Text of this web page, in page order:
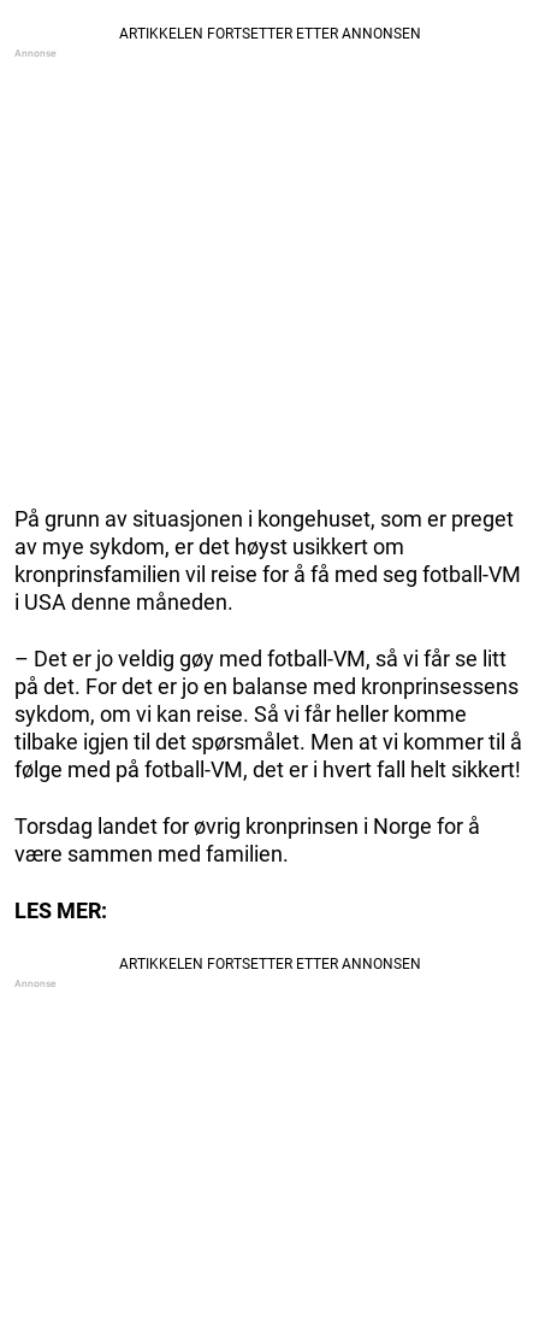
På grunn av situasjonen i kongehuset, som er preget
av mye sykdom, er det høyst usikkert om
kronprinsfamilien vil reise for å få med seg fotball-VM
i USA denne måneden.
– Det er jo veldig gøy med fotball-VM, så vi får se litt
på det. For det er jo en balanse med kronprinsessens
sykdom, om vi kan reise. Så vi får heller komme
tilbake igjen til det spørsmålet. Men at vi kommer til å
følge med på fotball-VM, det er i hvert fall helt sikkert!
Torsdag landet for øvrig kronprinsen i Norge for å
være sammen med familien.
LES MER: